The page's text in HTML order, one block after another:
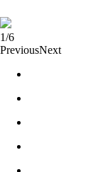
1/6
PreviousNext